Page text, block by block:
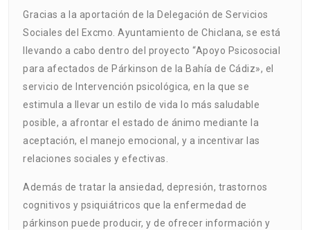
Gracias a la aportación de la Delegación de Servicios
Sociales del Excmo. Ayuntamiento de Chiclana, se está
llevando a cabo dentro del proyecto “Apoyo Psicosocial
para afectados de Párkinson de la Bahía de Cádiz», el
servicio de Intervención psicológica, en la que se
estimula a llevar un estilo de vida lo más saludable
posible, a afrontar el estado de ánimo mediante la
aceptación, el manejo emocional, y a incentivar las
relaciones sociales y efectivas.
Además de tratar la ansiedad, depresión, trastornos
cognitivos y psiquiátricos que la enfermedad de
párkinson puede producir, y de ofrecer información y